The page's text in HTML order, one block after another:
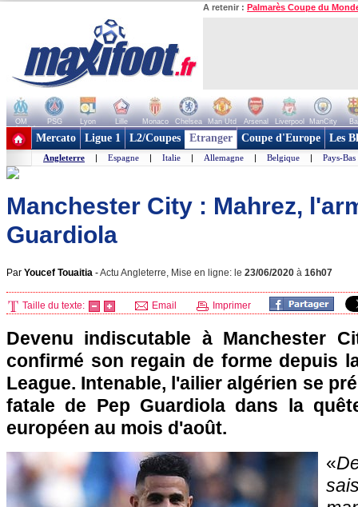
A retenir : Palmarès Coupe du
OM PSG Lyon Lille Monaco Chelsea Man Utd Arsenal Liverpool ManCity
+ de clubs
Mercato Ligue 1 L2/Coupes Etranger Coupe d'Europe Les
Angleterre | Espagne | Italie | Allemagne | Belgique | Pays-Bas
Manchester City : Mahrez,
Guardiola
Par Youcef Touaitia -Actu Angleterre, Mise en ligne: le 23/06/2020 à 16h07
Taille du texte: Email Imprimer
Devenu indiscutable à Manchester
confirmé son regain de forme depuis
League. Intenable, l'ailier algérien se
fatale de Pep Guardiola dans la
européen au mois d'août.
«